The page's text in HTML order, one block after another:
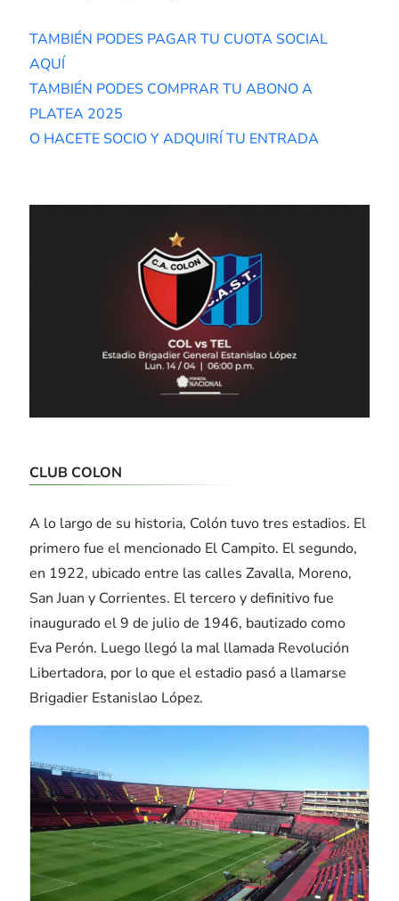
TAMBIÉN PODES PAGAR TU CUOTA SOCIAL
AQUÍ
TAMBIÉN PODES COMPRAR TU ABONO A
PLATEA 2025
O HACETE SOCIO Y ADQUIRÍ TU ENTRADA
CLUB COLON
A lo largo de su historia, Colón tuvo tres estadios. El
primero fue el mencionado El Campito. El segundo,
en 1922, ubicado entre las calles Zavalla, Moreno,
San Juan y Corrientes. El tercero y definitivo fue
inaugurado el 9 de julio de 1946, bautizado como
Eva Perón. Luego llegó la mal llamada Revolución
Libertadora, por lo que el estadio pasó a llamarse
Brigadier Estanislao López.